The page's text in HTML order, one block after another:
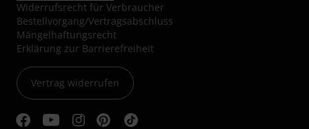
Widerrufsrecht für Verbraucher
Bestellvorgang/Vertragsabschluss
Mängelhaftungsrecht
Erklärung zur Barrierefreiheit
Vertrag widerrufen